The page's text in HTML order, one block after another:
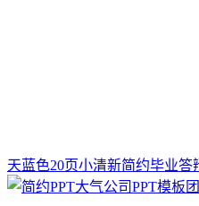
天蓝色20页小清新简约毕业答